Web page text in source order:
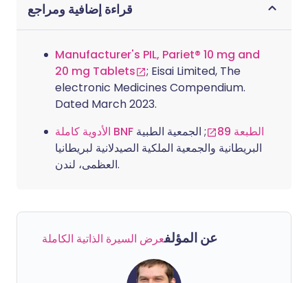
قراءة إضافية ومراجع
Manufacturer's PIL, Pariet® 10 mg and
20 mg Tablets
; Eisai Limited, The
electronic Medicines Compendium.
Dated March 2023.
الأدوية كاملة BNF الطبعة 89
; الجمعية الطبية
البريطانية والجمعية الملكية الصيدلانية لبريطانيا
العظمى، لندن.
عن المؤلفعرض السيرة الذاتية الكاملة